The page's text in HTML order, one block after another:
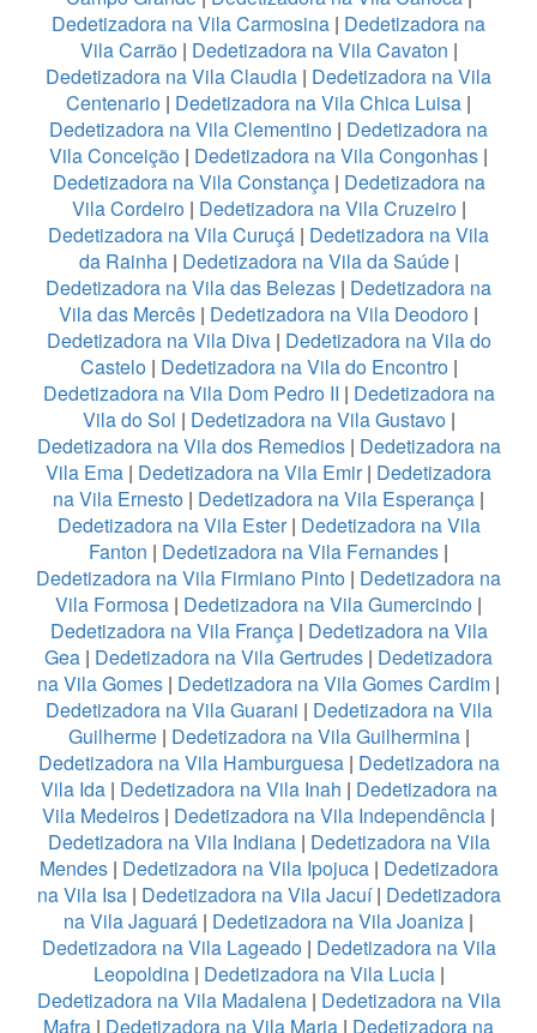
Dedetizadora na Vila Carmosina | Dedetizadora na
Vila Carrão| Dedetizadora na Vila Cavaton |
Dedetizadora na Vila Claudia | Dedetizadora na Vila
Centenario | Dedetizadora na Vila Chica Luisa |
Dedetizadora na Vila Clementino | Dedetizadora na
Vila Conceição | Dedetizadora na Vila Congonhas |
Dedetizadora na Vila Constança| Dedetizadora na
Vila Cordeiro| Dedetizadora na Vila Cruzeiro |
Dedetizadora na Vila Curuçá | Dedetizadora na Vila
da Rainha | Dedetizadora na Vila da Saúde|
Dedetizadora na Vila das Belezas | Dedetizadora na
Vila das Mercês | Dedetizadora na Vila Deodoro |
Dedetizadora na Vila Diva| Dedetizadora na Vila do
Castelo| Dedetizadora na Vila do Encontro|
Dedetizadora na Vila Dom Pedro II | Dedetizadora na
Vila do Sol | Dedetizadora na Vila Gustavo|
Dedetizadora na Vila dos Remedios| Dedetizadora na
Vila Ema | Dedetizadora na Vila Emir| Dedetizadora
na Vila Ernesto | Dedetizadora na Vila Esperança |
Dedetizadora na Vila Ester| Dedetizadora na Vila
Fanton | Dedetizadora na Vila Fernandes |
Dedetizadora na Vila Firmiano Pinto | Dedetizadora na
Vila Formosa | Dedetizadora na Vila Gumercindo |
Dedetizadora na Vila França| Dedetizadora na Vila
Gea | Dedetizadora na Vila Gertrudes | Dedetizadora
na Vila Gomes | Dedetizadora na Vila Gomes Cardim |
Dedetizadora na Vila Guarani | Dedetizadora na Vila
Guilherme| Dedetizadora na Vila Guilhermina|
Dedetizadora na Vila Hamburguesa| Dedetizadora na
Vila Ida| Dedetizadora na Vila Inah | Dedetizadora na
Vila Medeiros | Dedetizadora na Vila Independência |
Dedetizadora na Vila Indiana| Dedetizadora na Vila
Mendes| Dedetizadora na Vila Ipojuca| Dedetizadora
na Vila Isa| Dedetizadora na Vila Jacuí| Dedetizadora
na Vila Jaguará | Dedetizadora na Vila Joaniza |
Dedetizadora na Vila Lageado| Dedetizadora na Vila
Leopoldina| Dedetizadora na Vila Lucia|
Dedetizadora na Vila Madalena| Dedetizadora na Vila
Mafra | Dedetizadora na Vila Maria | Dedetizadora na